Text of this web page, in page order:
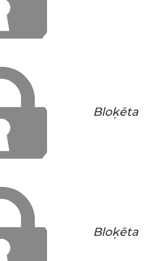
Bloķēta
Bloķēta